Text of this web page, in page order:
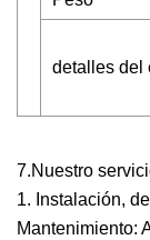
detalles del
7.Nuestro
1. Instalación,
Mantenimiento: